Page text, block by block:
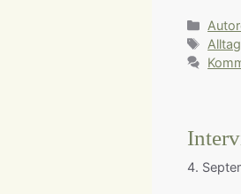
Alltag
4.